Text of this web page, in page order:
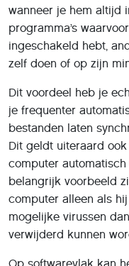
wanneer je hem altijd
programma’s
ingeschakeld hebt,
zelf doen of op zijn
Dit voordeel heb je
je frequenter
bestanden laten
Dit geldt uiteraard
computer
belangrijk voorbeeld
computer alleen als
mogelijke virussen
verwijderd kunnen